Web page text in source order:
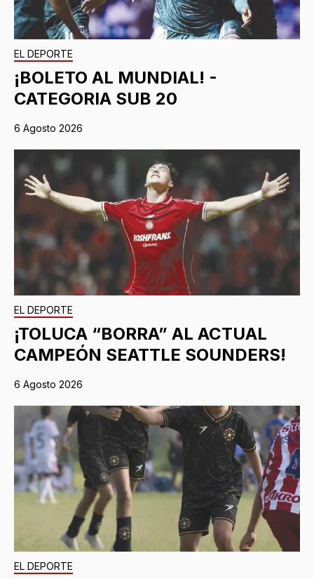
EL DEPORTE
¡BOLETO AL MUNDIAL! -
CATEGORIA SUB 20
6 Agosto 2026
EL DEPORTE
¡TOLUCA “BORRA” AL ACTUAL
CAMPEÓN SEATTLE SOUNDERS!
6 Agosto 2026
EL DEPORTE